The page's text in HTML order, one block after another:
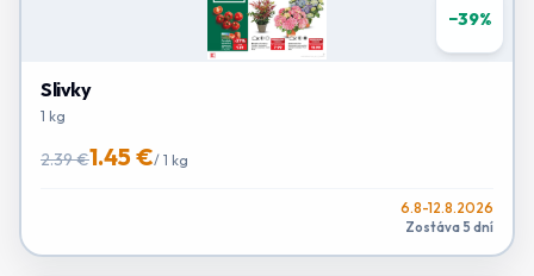
−39%
Slivky
1 kg
2.39 €1.45 €/ 1 kg
6.8-12.8.2026
Zostáva 5 dní